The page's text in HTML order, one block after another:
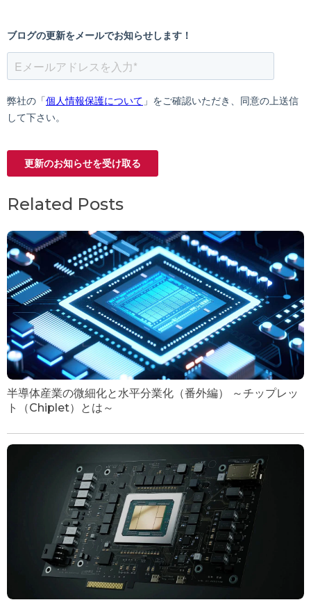
Related Posts
半導体産業の微細化と水平分業化（番外編） ～チップレッ
ト（Chiplet）とは～